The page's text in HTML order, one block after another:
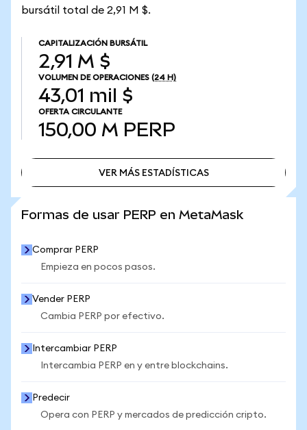
bursátil total de 2,91 M $.
CAPITALIZACIÓN BURSÁTIL
2,91 M $
VOLUMEN DE OPERACIONES (24 H)
43,01 mil $
OFERTA CIRCULANTE
150,00 M PERP
VER MÁS ESTADÍSTICAS
Formas de usar PERP en MetaMask
Comprar PERP
Empieza en pocos pasos.
Vender PERP
Cambia PERP por efectivo.
Intercambiar PERP
Intercambia PERP en y entre blockchains.
Predecir
Opera con PERP y mercados de predicción cripto.